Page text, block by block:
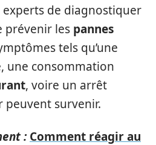
de diagnostiquer
prévenir les pannes
tels qu’une
une consommation
, voire un arrêt
survenir.
: Comment réagir au